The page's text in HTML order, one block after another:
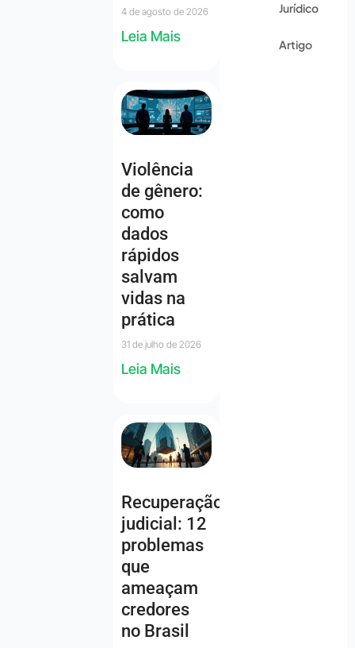
4 de agosto de 2026
Leia Mais
Violência
de gênero:
como
dados
rápidos
salvam
vidas na
prática
31 de julho de 2026
Leia Mais
Recuperação
judicial: 12
problemas
que
ameaçam
credores
no Brasil
Jurídico
Artigo